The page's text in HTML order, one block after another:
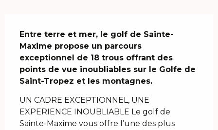
Entre terre et mer, le golf de Sainte-
Maxime propose un parcours
exceptionnel de 18 trous offrant des
points de vue inoubliables sur le Golfe de
Saint-Tropez et les montagnes.
UN CADRE EXCEPTIONNEL, UNE
EXPERIENCE INOUBLIABLE Le golf de
Sainte-Maxime vous offre l’une des plus